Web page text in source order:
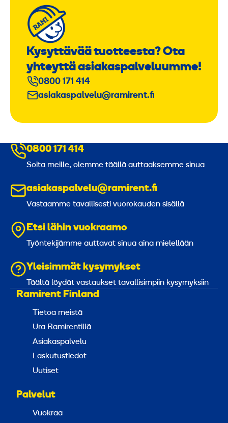
Kysyttävää tuotteesta? Ota
yhteyttä asiakaspalveluumme!
0800 171 414
asiakaspalvelu@ramirent.fi
0800 171 414
Soita meille, olemme täällä auttaaksemme sinua
asiakaspalvelu@ramirent.fi
Vastaamme tavallisesti vuorokauden sisällä
Etsi lähin vuokraamo
Työntekijämme auttavat sinua aina mielellään
Yleisimmät kysymykset
Täältä löydät vastaukset tavallisimpiin kysymyksiin
Ramirent Finland
Tietoa meistä
Ura Ramirentillä
Asiakaspalvelu
Laskutustiedot
Uutiset
Palvelut
Vuokraa